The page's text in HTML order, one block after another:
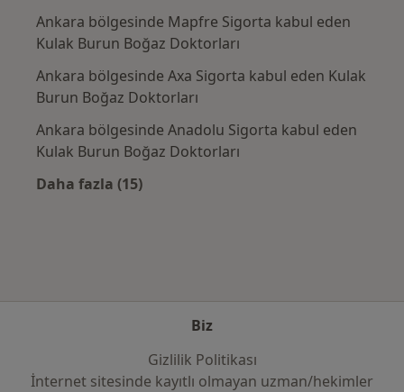
Ankara bölgesinde Mapfre Sigorta kabul eden
Kulak Burun Boğaz Doktorları
Ankara bölgesinde Axa Sigorta kabul eden Kulak
Burun Boğaz Doktorları
Ankara bölgesinde Anadolu Sigorta kabul eden
Kulak Burun Boğaz Doktorları
Daha fazla (15)
Biz
Gizlilik Politikası
İnternet sitesinde kayıtlı olmayan uzman/hekimler